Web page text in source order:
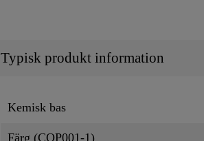
Typisk produkt information
Kemisk bas
Färg (CQP001-1)